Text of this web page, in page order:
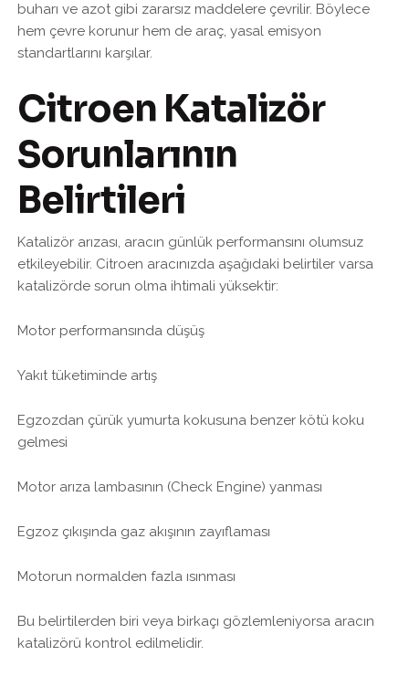
buharı ve azot gibi zararsız maddelere çevrilir. Böylece
hem çevre korunur hem de araç, yasal emisyon
standartlarını karşılar.
Citroen Katalizör
Sorunlarının
Belirtileri
Katalizör arızası, aracın günlük performansını olumsuz
etkileyebilir. Citroen aracınızda aşağıdaki belirtiler varsa
katalizörde sorun olma ihtimali yüksektir:
Motor performansında düşüş
Yakıt tüketiminde artış
Egzozdan çürük yumurta kokusuna benzer kötü koku
gelmesi
Motor arıza lambasının (Check Engine) yanması
Egzoz çıkışında gaz akışının zayıflaması
Motorun normalden fazla ısınması
Bu belirtilerden biri veya birkaçı gözlemleniyorsa aracın
katalizörü kontrol edilmelidir.